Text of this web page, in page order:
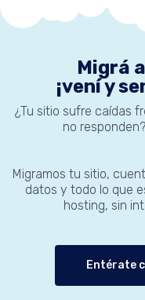
Migrá
¡vení y
¿Tu sitio sufre caídas
no
Migramos tu sitio,
datos y todo lo que
hosting, sin
Entérate